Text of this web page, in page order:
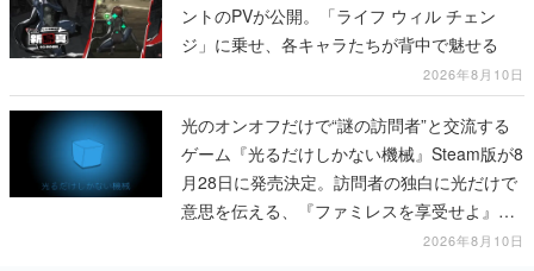
ントのPVが公開。「ライフ ウィル チェン
ジ」に乗せ、各キャラたちが背中で魅せる
2026年8月10日
光のオンオフだけで“謎の訪問者”と交流する
ゲーム『光るだけしかない機械』Steam版が8
月28日に発売決定。訪問者の独白に光だけで
意思を伝える、『ファミレスを享受せよ』開
2026年8月10日